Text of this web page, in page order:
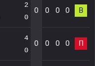
2
0
0 0 0 0 В
4
0
0 0 0 0 П